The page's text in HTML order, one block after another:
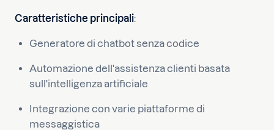
Caratteristiche principali:
Generatore di chatbot senza codice
Automazione dell'assistenza clienti basata
sull'intelligenza artificiale
Integrazione con varie piattaforme di
messaggistica